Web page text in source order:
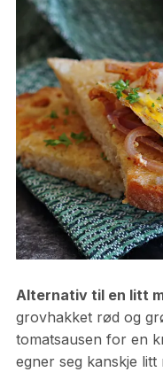
Alternativ til en litt
grovhakket rød og
tomatsausen for en
egner seg kanskje